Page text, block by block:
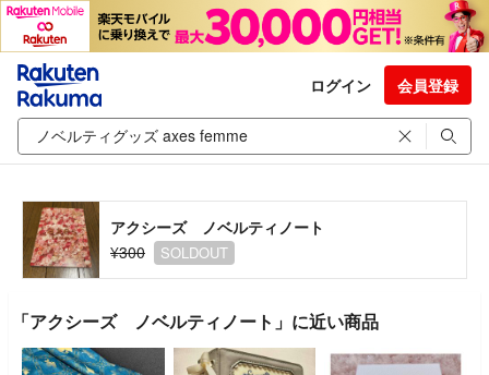
ログイン 会員登録
アクシーズ ノベルティノート
¥300
SOLDOUT
「アクシーズ ノベルティノート」に近い商品